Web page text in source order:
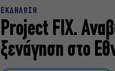
ΕΚΔΗΛΩΣΗ
Project FIX.
ξενάγηση στο